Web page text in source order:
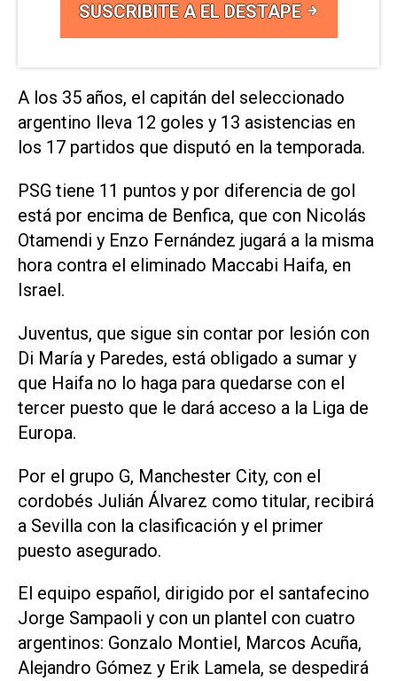
SUSCRIBITE A EL DESTAPE
A los 35 años, el capitán del seleccionado
argentino lleva 12 goles y 13 asistencias en
los 17 partidos que disputó en la temporada.
PSG tiene 11 puntos y por diferencia de gol
está por encima de Benfica, que con Nicolás
Otamendi y Enzo Fernández jugará a la misma
hora contra el eliminado Maccabi Haifa, en
Israel.
Juventus, que sigue sin contar por lesión con
Di María y Paredes, está obligado a sumar y
que Haifa no lo haga para quedarse con el
tercer puesto que le dará acceso a la Liga de
Europa.
Por el grupo G, Manchester City, con el
cordobés Julián Álvarez como titular, recibirá
a Sevilla con la clasificación y el primer
puesto asegurado.
El equipo español, dirigido por el santafecino
Jorge Sampaoli y con un plantel con cuatro
argentinos: Gonzalo Montiel, Marcos Acuña,
Alejandro Gómez y Erik Lamela, se despedirá